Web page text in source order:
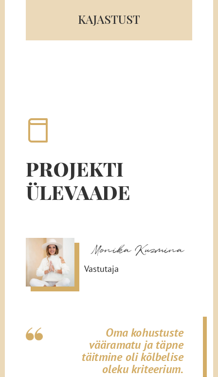
KAJASTUST
PROJEKTI
ÜLEVAADE
Monika Kuzmina
Vastutaja
Oma kohustuste
vääramatu ja täpne
täitmine oli kõlbelise
oleku kriteerium.